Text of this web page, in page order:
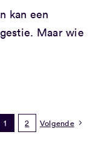
kan een
Maar wie
1 2 Volgende